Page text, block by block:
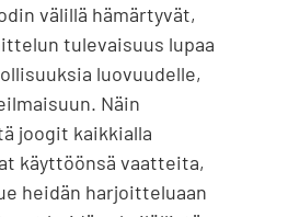
välillä hämärtyvät,
tulevaisuus lupaa
luovuudelle,
Näin
joogit kaikkialla
käyttöönsä vaatteita,
heidän harjoitteluaan